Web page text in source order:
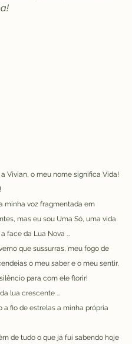
a Vivian, o meu nome significa Vida!
minha voz fragmentada em
mas eu sou Uma Só, uma vida
face da Lua Nova …
que sussurras, meu fogo de
o meu saber e o meu sentir,
para com ele florir!
lua crescente ...
a fio de estrelas a minha própria
de tudo o que já fui sabendo hoje